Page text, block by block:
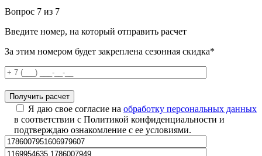
Вопрос 7 из 7
Введите номер, на который отправить расчет
За этим номером будет закреплена сезонная скидка*
Я даю свое согласие на обработку персональных данных
в соответствии с Политикой конфиденциальности и
подтверждаю ознакомление с ее условиями.